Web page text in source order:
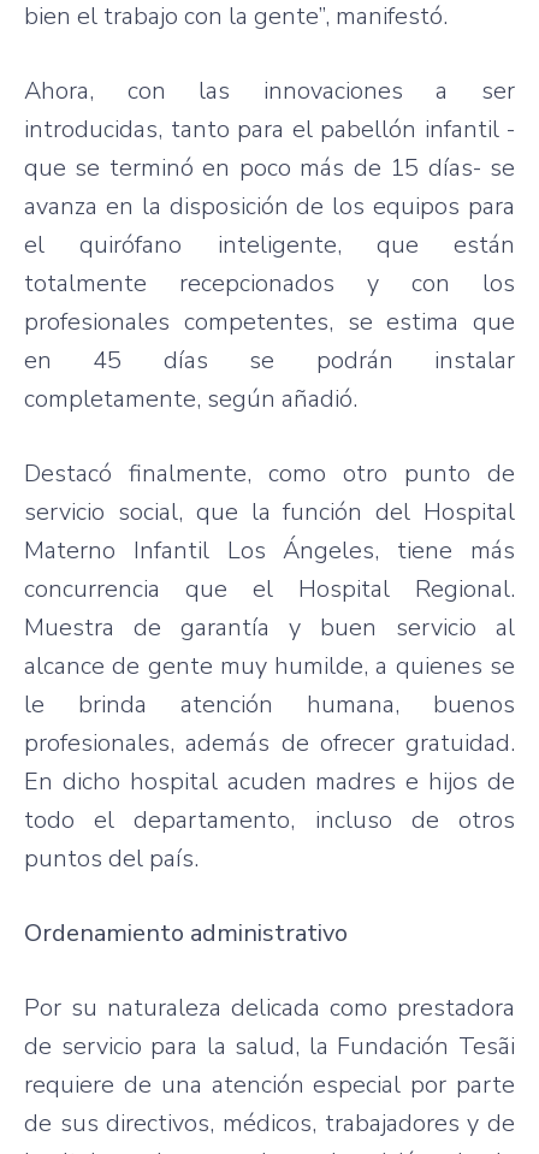
bien el trabajo con la gente”, manifestó.
Ahora, con las innovaciones a ser
introducidas, tanto para el pabellón infantil -
que se terminó en poco más de 15 días- se
avanza en la disposición de los equipos para
el quirófano inteligente, que están
totalmente recepcionados y con los
profesionales competentes, se estima que
en 45 días se podrán instalar
completamente, según añadió.
Destacó finalmente, como otro punto de
servicio social, que la función del Hospital
Materno Infantil Los Ángeles, tiene más
concurrencia que el Hospital Regional.
Muestra de garantía y buen servicio al
alcance de gente muy humilde, a quienes se
le brinda atención humana, buenos
profesionales, además de ofrecer gratuidad.
En dicho hospital acuden madres e hijos de
todo el departamento, incluso de otros
puntos del país.
Ordenamiento administrativo
Por su naturaleza delicada como prestadora
de servicio para la salud, la Fundación Tesãi
requiere de una atención especial por parte
de sus directivos, médicos, trabajadores y de